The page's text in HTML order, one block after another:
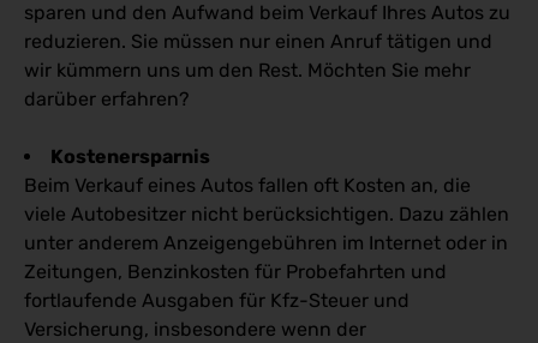
sparen und den Aufwand beim Verkauf Ihres Autos zu
reduzieren. Sie müssen nur einen Anruf tätigen und
wir kümmern uns um den Rest. Möchten Sie mehr
darüber erfahren?
Kostenersparnis
Beim Verkauf eines Autos fallen oft Kosten an, die
viele Autobesitzer nicht berücksichtigen. Dazu zählen
unter anderem Anzeigengebühren im Internet oder in
Zeitungen, Benzinkosten für Probefahrten und
fortlaufende Ausgaben für Kfz-Steuer und
Versicherung, insbesondere wenn der